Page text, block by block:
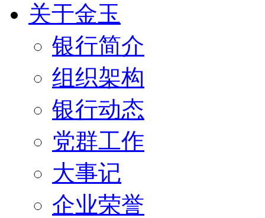
关于金玉
银行简介
组织架构
银行动态
党群工作
大事记
企业荣誉